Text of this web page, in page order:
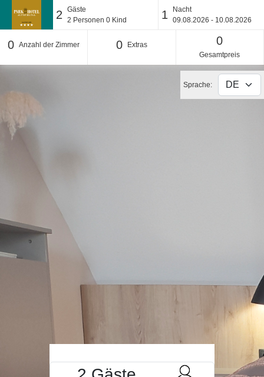
2
Gäste
2 Personen 0 Kind 1
Nacht
09.08.2026 - 10.08.2026
0 Anzahl der Zimmer 0 Extras 0
Gesamtpreis
Sprache: